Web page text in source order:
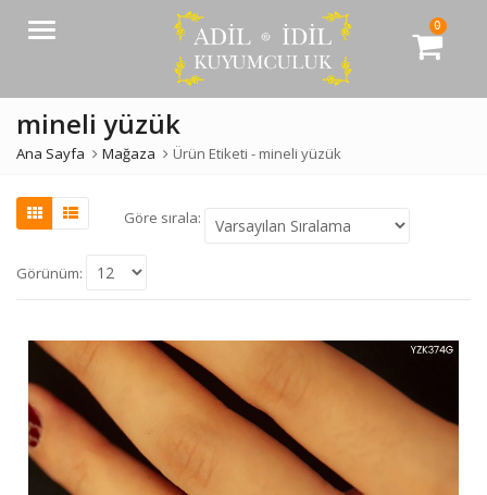
Menü 0
mineli yüzük
Ana Sayfa Mağaza Ürün Etiketi - mineli yüzük
Göre sırala:
Görünüm: